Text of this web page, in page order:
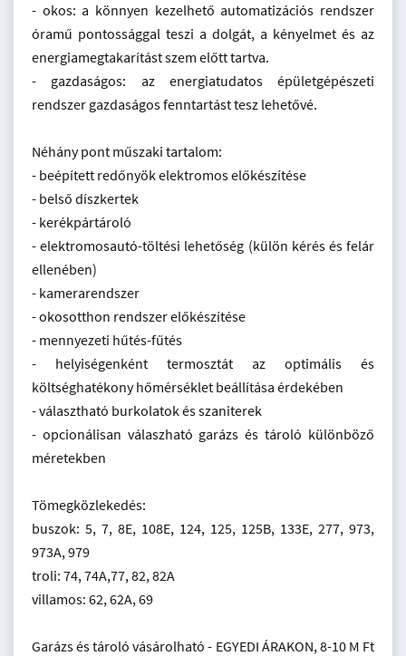
- okos: a könnyen kezelhető automatizációs rendszer
óramű pontossággal teszi a dolgát, a kényelmet és az
energiamegtakarítást szem előtt tartva.
- gazdaságos: az energiatudatos épületgépészeti
rendszer gazdaságos fenntartást tesz lehetővé.
Néhány pont műszaki tartalom:
- beépített redőnyök elektromos előkészítése
- belső díszkertek
- kerékpártároló
- elektromosautó-töltési lehetőség (külön kérés és felár
ellenében)
- kamerarendszer
- okosotthon rendszer előkészítése
- mennyezeti hűtés-fűtés
- helyiségenként termosztát az optimális és
költséghatékony hőmérséklet beállítása érdekében
- választható burkolatok és szaniterek
- opcionálisan válaszható garázs és tároló különböző
méretekben
Tömegközlekedés:
buszok: 5, 7, 8E, 108E, 124, 125, 125B, 133E, 277, 973,
973A, 979
troli: 74, 74A,77, 82, 82A
villamos: 62, 62A, 69
Garázs és tároló vásárolható - EGYEDI ÁRAKON, 8-10 M Ft